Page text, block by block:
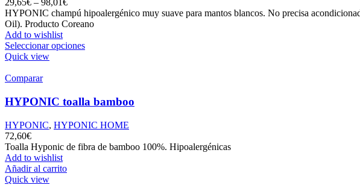
29,65€ – 98,01€
HYPONIC champú hipoalergénico muy suave para mantos blancos. No precisa
Oil). Producto Coreano
Add to wishlist
Seleccionar opciones
Quick view
Comparar
HYPONIC toalla bamboo
HYPONIC, HYPONIC HOME
72,60€
Toalla Hyponic de fibra de bamboo 100%. Hipoalergénicas
Add to wishlist
Añadir al carrito
Quick view